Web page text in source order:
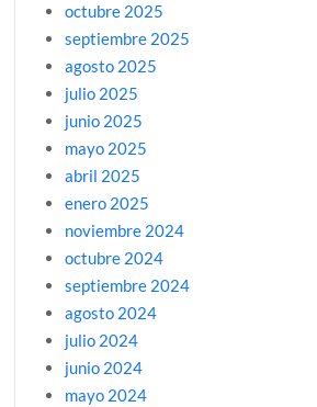
octubre 2025
septiembre 2025
agosto 2025
julio 2025
junio 2025
mayo 2025
abril 2025
enero 2025
noviembre 2024
octubre 2024
septiembre 2024
agosto 2024
julio 2024
junio 2024
mayo 2024